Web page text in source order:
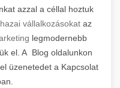
azzal a céllal hoztuk
vállalkozásokataz
legmodernebb
el. A Blog oldalunkon
üzenetedet a Kapcsolat